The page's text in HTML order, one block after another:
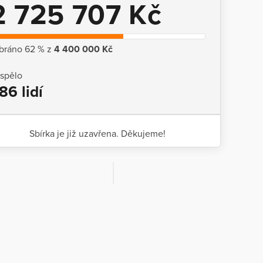
725 707 Kč
62 % z 4 400 000 Kč
lidí
Sbírka je již uzavřena. Děkujeme!